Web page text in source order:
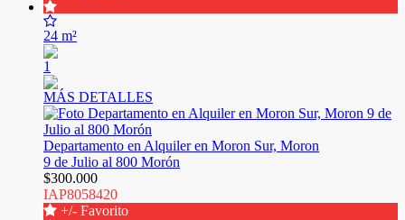
24 m²
1
MÁS DETALLES
Departamento en Alquiler en Moron Sur, Moron
9 de Julio al 800 Morón
$300.000
IAP8058420
+/- Favorito